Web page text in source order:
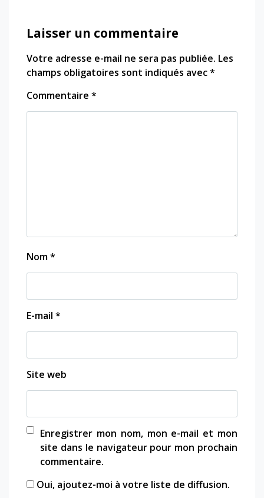
Laisser un commentaire
Votre adresse e-mail ne sera pas publiée. Les
champs obligatoires sont indiqués avec*
Commentaire *
Nom*
E-mail *
Site web
Enregistrer mon nom, mon e-mail et mon
site dans le navigateur pour mon prochain
commentaire.
Oui, ajoutez-moi à votre liste de diffusion.